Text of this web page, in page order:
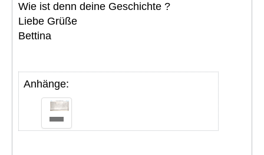
Wie ist denn deine Geschichte ?
Liebe Grüße
Bettina
Anhänge: